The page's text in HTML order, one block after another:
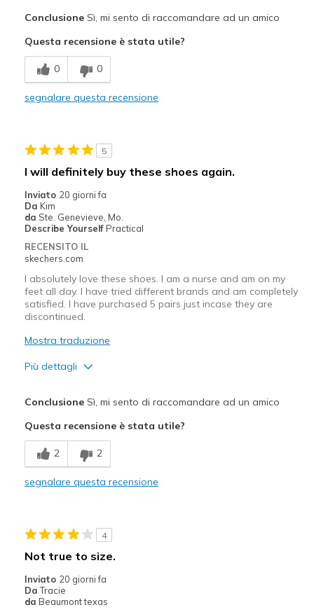
Comfortable
Stylish
Travel
Width
View On Shoes
ConclusioneSì, mi sento di raccomandare ad un amico
Questa recensione è stata utile?
0 0
segnalare questa recensione
5
I will definitely buy these shoes again.
Inviato 20 giorni fa
Da Kim
da Ste. Genevieve, Mo.
Describe Yourself Practical
RECENSITO IL
skechers.com
I absolutely love these shoes. I am a nurse and am on my
feet all day. I have tried different brands and am completely
satisfied. I have purchased 5 pairs just incase they are
discontinued.
Mostra traduzione
Più dettagli
Breathe Well
Comfortable
Difetti
Migliori Utilizzi:
ConclusioneSì, mi sento di raccomandare ad un amico
Questa recensione è stata utile?
2 2
segnalare questa recensione
4
Not true to size.
Inviato 20 giorni fa
Da Tracie
da Beaumont texas